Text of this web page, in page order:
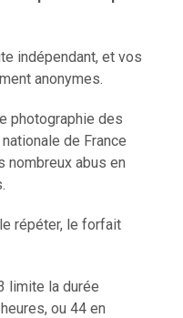
indépendant, et vos
anonymes.
photographie des
de France
nombreux abus en
répéter, le forfait
limite la durée
ou 44 en